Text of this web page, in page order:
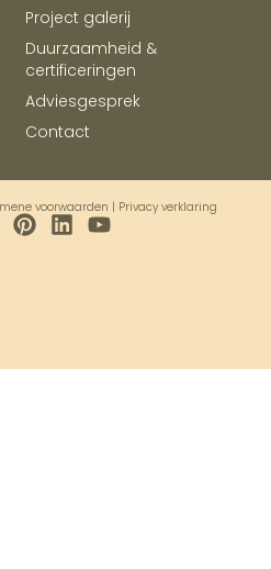
Project galerij
Duurzaamheid &
certificeringen
Adviesgesprek
Contact
voorwaarden | Privacy verklaring